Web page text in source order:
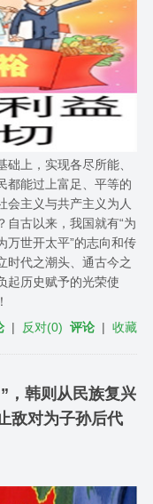
上，实现各尽所能、
都能过上富足、平等的
会主义与共产主义为人
自古以来，我国就有“为
万世开太平”的志向和传
时代之潮头、通古今之
起历史赋予的光荣使
| 反对(0) 评论 |收藏
，韩则从民族复兴
敌对为子孙后代